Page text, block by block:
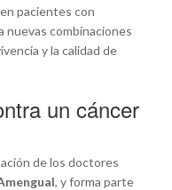
pacientes con
nuevas combinaciones
y la calidad de
un cáncer
de los doctores
, y forma parte